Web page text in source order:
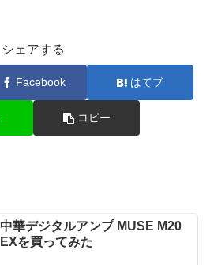
シェアする
Facebook はてブ
コピー
中華デジタルアンプ MUSE M20
EXを買ってみた